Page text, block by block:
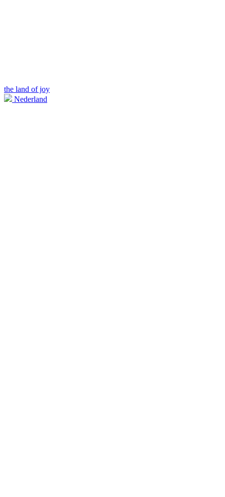
the land of joy
Nederland